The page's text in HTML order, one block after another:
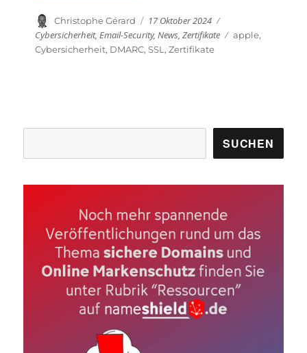
Autor
Christophe Gérard Veröffentlicht
am
17 Oktober 2024
Cybersicherheit,Email-Security,News,Zertifikate Schlagwörter
apple,
Cybersicherheit, DMARC,SSL ,Zertifikate
SUCHEN